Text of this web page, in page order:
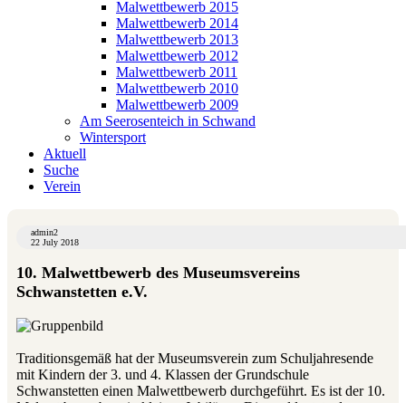
Malwettbewerb 2015
Malwettbewerb 2014
Malwettbewerb 2013
Malwettbewerb 2012
Malwettbewerb 2011
Malwettbewerb 2010
Malwettbewerb 2009
Am Seerosenteich in Schwand
Wintersport
Aktuell
Suche
Verein
admin2
22 July 2018
10. Malwettbewerb des Museumsvereins
Schwanstetten e.V.
Traditionsgemäß hat der Museumsverein zum Schuljahresende
mit Kindern der 3. und 4. Klassen der Grundschule
Schwanstetten einen Malwettbewerb durchgeführt. Es ist der 10.